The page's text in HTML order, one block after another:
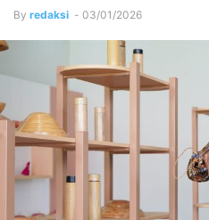
By redaksi - 03/01/2026